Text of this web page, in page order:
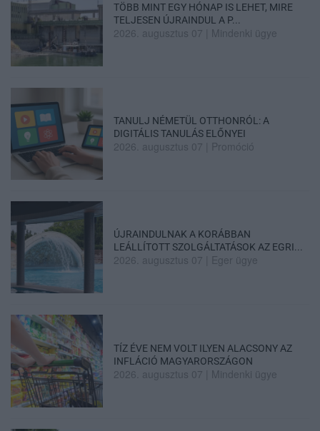
TÖBB MINT EGY HÓNAP IS LEHET, MIRE
TELJESEN ÚJRAINDUL A P...
2026. augusztus 07 Mindenki ügye
TANULJ NÉMETÜL OTTHONRÓL: A
DIGITÁLIS TANULÁS ELŐNYEI
2026. augusztus 07 Promóció
ÚJRAINDULNAK A KORÁBBAN
LEÁLLÍTOTT SZOLGÁLTATÁSOK AZ EGRI...
2026. augusztus 07 Eger ügye
TÍZ ÉVE NEM VOLT ILYEN ALACSONY AZ
INFLÁCIÓ MAGYARORSZÁGON
2026. augusztus 07 Mindenki ügye